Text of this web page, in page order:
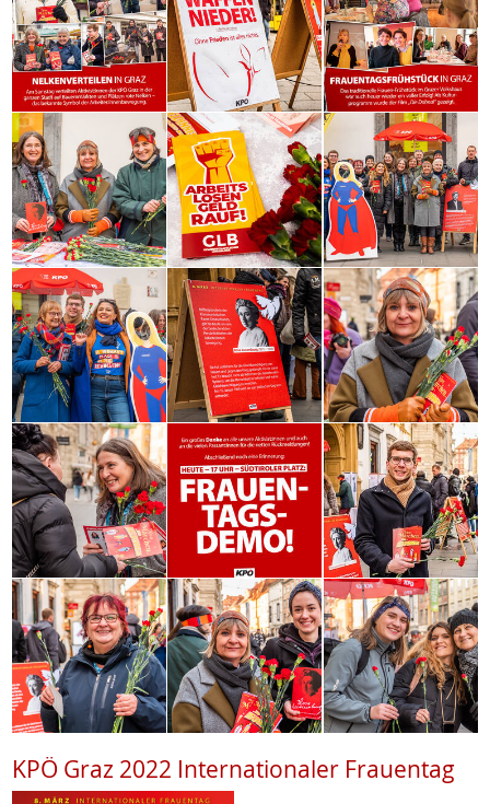
KPÖ Graz 2022 Internationaler Frauentag